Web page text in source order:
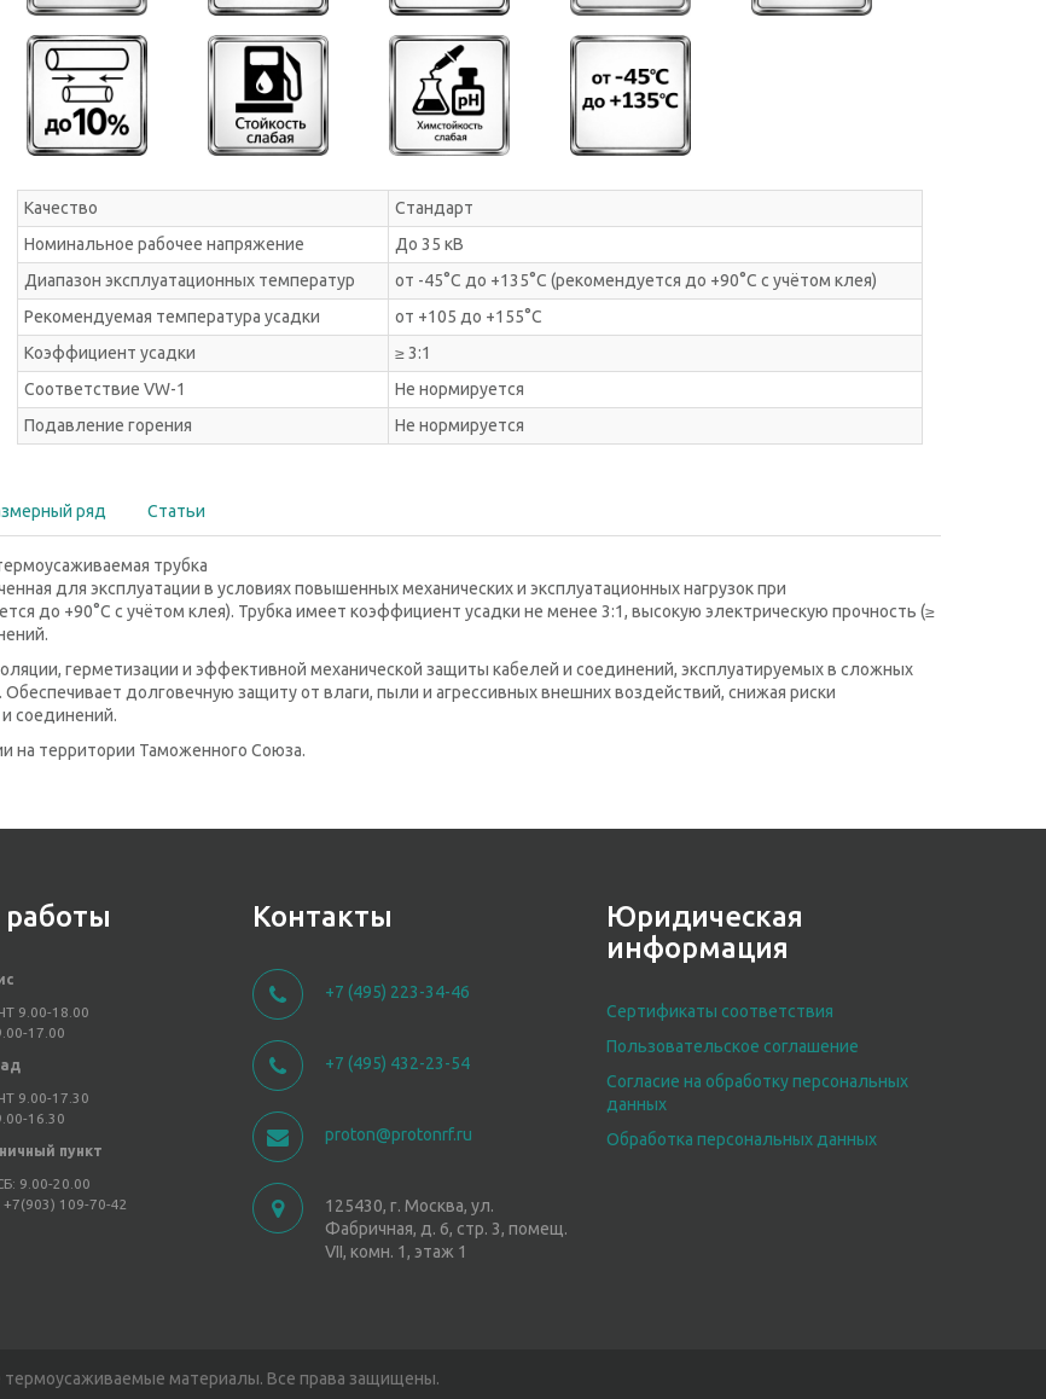
Качество
Стандарт
Номинальное рабочее напряжение
До 35 кВ
Диапазон эксплуатационных температур
от -45°С до +135°С (рекомендуется до +90°С с учётом клея)
Рекомендуемая температура усадки
от +105 до +155°С
Коэффициент усадки
≥ 3:1
Соответствие VW-1
Не нормируется
Подавление горения
Не нормируется
ряд Статьи
трубка
для эксплуатации в условиях повышенных механических и эксплуатационных нагрузок при
до +90°С с учётом клея). Трубка имеет коэффициент усадки не менее 3:1, высокую электрическую прочность (≥
герметизации и эффективной механической защиты кабелей и соединений, эксплуатируемых в сложных
долговечную защиту от влаги, пыли и агрессивных внешних воздействий, снижая риски
соединений.
на территории Таможенного Союза.
9.00-18.00
17.00
9.00-17.30
16.30
пункт
9.00-20.00
+7(903) 109-70-42
Контакты
+7 (495) 223-34-46
+7 (495) 432-23-54
proton@protonrf.ru
125430, г. Москва, ул.
Фабричная, д. 6, стр. 3, помещ.
VII, комн. 1, этаж 1
Юридическая
информация
Сертификаты соответствия
Пользовательское соглашение
Согласие на обработку персональных
данных
Обработка персональных данных
материалы. Все права защищены.